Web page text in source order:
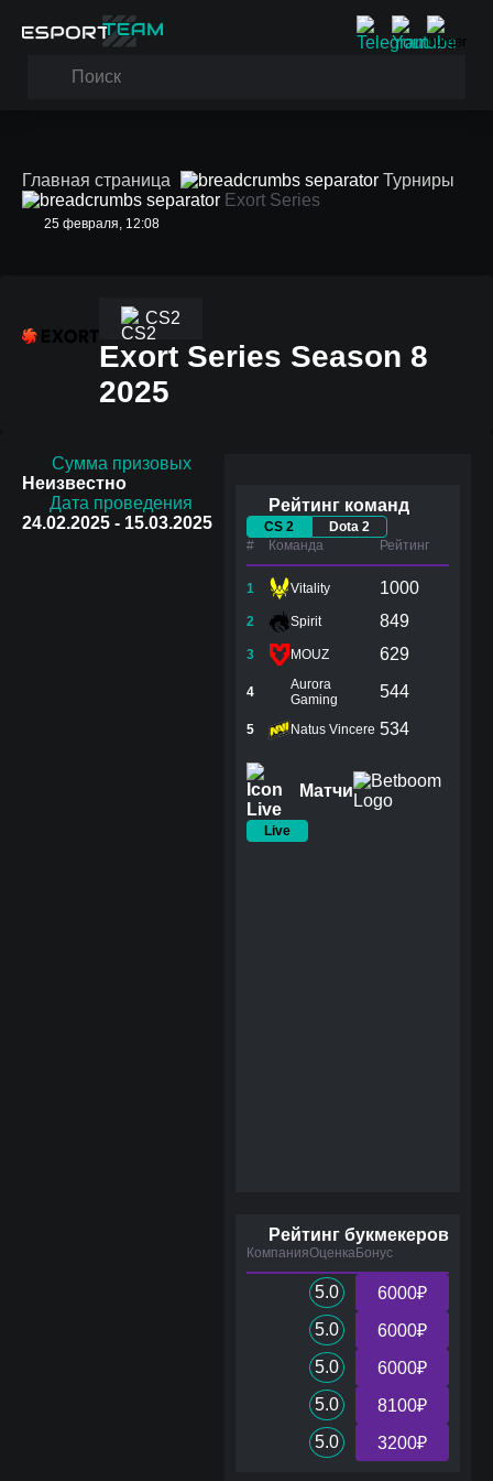
Главная страница
Турниры
Exort Series
25 февраля, 12:08
CS2
Exort Series Season 8
2025
Сумма призовых
Неизвестно
Дата проведения
24.02.2025 - 15.03.2025
Рейтинг команд
CS 2
Dota 2
#
Команда Рейтинг
1 Vitality 1000
2 Spirit 849
3 MOUZ 629
4
Aurora
Gaming
544
5 Natus Vincere 534
Матчи
Live
Рейтинг букмекеров
КомпанияОценкаБонус
5.0
6000₽
5.0
6000₽
5.0
6000₽
5.0
8100₽
5.0
3200₽